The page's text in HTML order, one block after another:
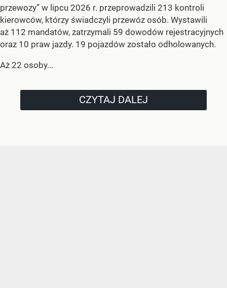
przewozy” w lipcu 2026 r. przeprowadzili 213 kontroli
kierowców, którzy świadczyli przewóz osób. Wystawili
aż 112 mandatów, zatrzymali 59 dowodów rejestracyjnych
oraz 10 praw jazdy. 19 pojazdów zostało odholowanych.
Aż 22 osoby...
CZYTAJ DALEJ